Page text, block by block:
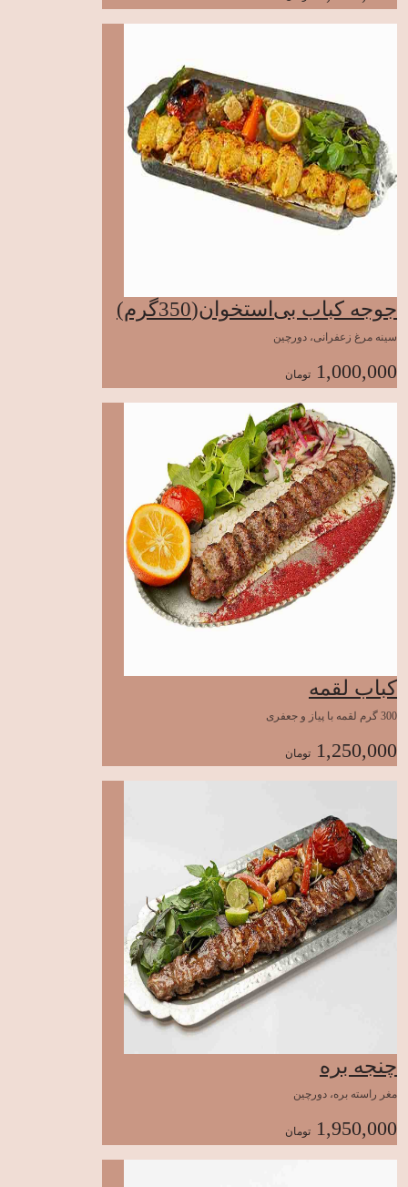
جوجه کباب بی‌استخوان(350گرم)
سینه مرغ زعفرانی، دورچین
1,000,000 تومان
کباب لقمه
300 گرم لقمه با پیاز و جعفری
1,250,000 تومان
چنجه بره
مغر راسته بره، دورچین
1,950,000 تومان